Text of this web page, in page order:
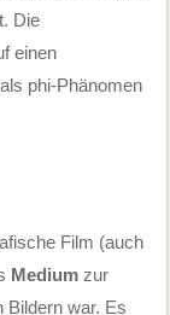
Die
einen
phi-Phänomen
Film (auch
Mediumzur
Bildern war. Es